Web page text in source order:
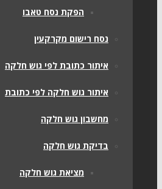
הפקת נסח טאבו
נסח רישום מקרקעין
איתור כתובת לפי גוש חלקה
איתור גוש חלקה לפי כתובת
מחשבון גוש חלקה
בדיקת גוש חלקה
מציאת גוש חלקה